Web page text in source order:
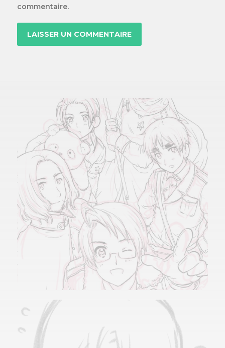
commentaire.